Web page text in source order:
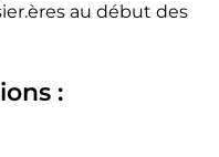
au début des
: